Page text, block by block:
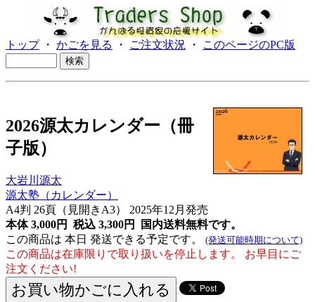
トップ・ かごを見る ・ ご注文状況 ・ このページのPC版
2026源太カレンダー（冊
子版）
大岩川源太
源太塾（カレンダー）
A4判 26頁（見開きA3） 2025年12月発売
本体 3,000円 税込 3,300円
国内送料無料です。
この商品は 本日 発送できる予定です。 (発送可能時期について)
この商品は在庫限りで取り扱いを停止します。 お早目にご
注文ください!